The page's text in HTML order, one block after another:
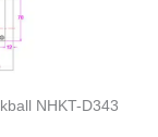
NHKT-D343